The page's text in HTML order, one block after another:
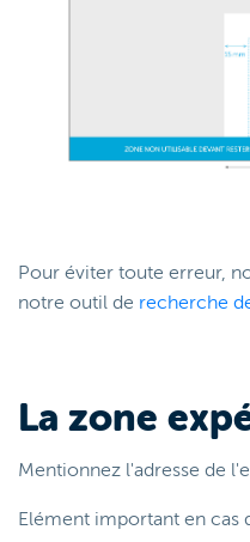
Pour éviter toute erreur,
notre outil de recherche
La zone
Mentionnez l'adresse de
Elément important en cas